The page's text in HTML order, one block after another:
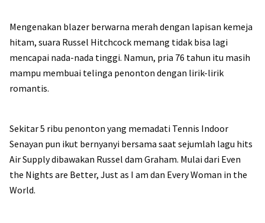
Mengenakan blazer berwarna merah dengan lapisan kemeja
hitam, suara Russel Hitchcock memang tidak bisa lagi
mencapai nada-nada tinggi. Namun, pria 76 tahun itu masih
mampu membuai telinga penonton dengan lirik-lirik
romantis.
Sekitar 5 ribu penonton yang memadati Tennis Indoor
Senayan pun ikut bernyanyi bersama saat sejumlah lagu hits
Air Supply dibawakan Russel dam Graham. Mulai dari Even
the Nights are Better, Just as I am dan Every Woman in the
World.